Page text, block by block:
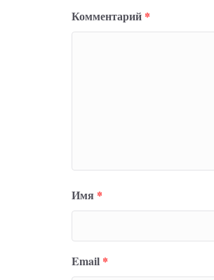
Комментарий *
Имя *
Email *